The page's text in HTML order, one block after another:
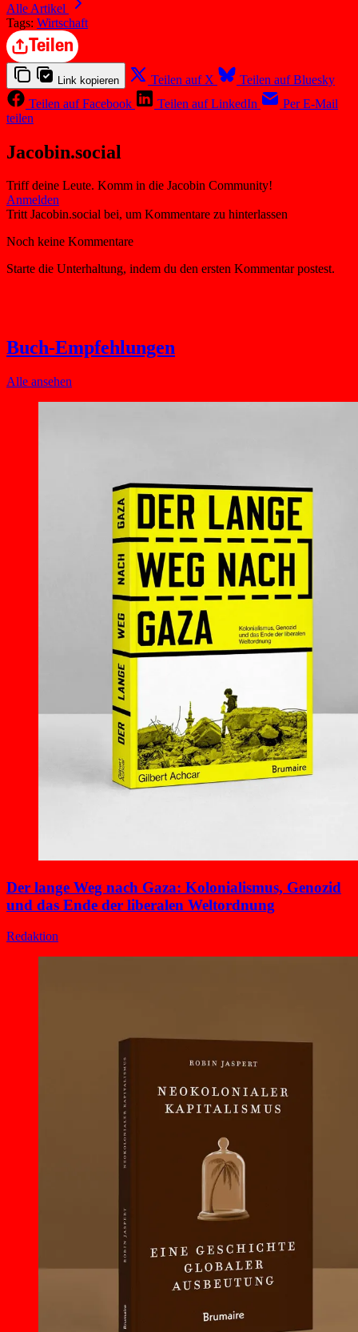
Alle Artikel
Tags: Wirtschaft
Teilen
Link kopieren Teilen auf X
Teilen auf Bluesky
Teilen auf Facebook
Teilen auf LinkedIn
Per E-Mail
teilen
Jacobin.social
Triff deine Leute. Komm in die Jacobin Community!
Buch-Empfehlungen
Alle ansehen
Der lange Weg nach Gaza: Kolonialismus, Genozid
und das Ende der liberalen Weltordnung
Redaktion